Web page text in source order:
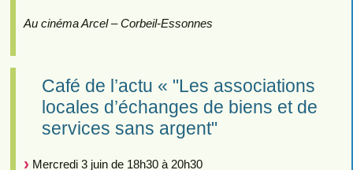
Au cinéma Arcel – Corbeil-Essonnes
Café de l’actu « "Les associations
locales d’échanges de biens et de
services sans argent"
Mercredi 3 juin de 18h30 à 20h30